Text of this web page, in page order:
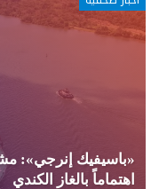
«باسيفيك إنرجي»:
اهتماماً بالغاز الكندي